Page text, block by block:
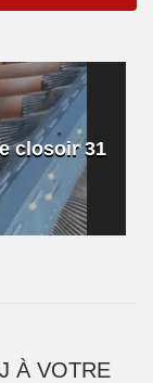
closoir 31
À VOTRE